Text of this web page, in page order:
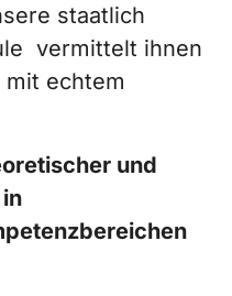
staatlich
vermittelt ihnen
echtem
und